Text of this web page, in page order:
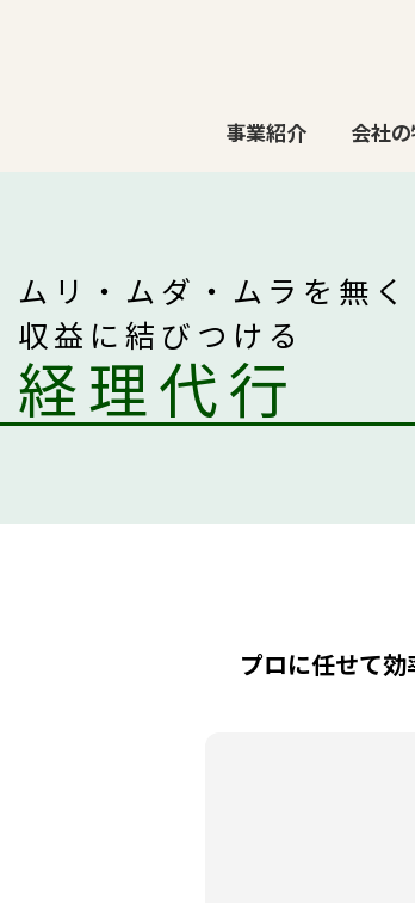
事業紹介 会社
ムリ・ムダ・ムラを無く
収益に結びつける
経理代行
プロに任せて